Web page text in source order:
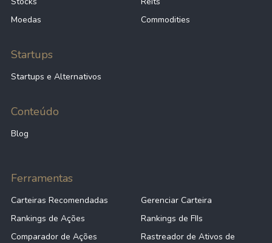
Moedas
Commodities
Startups
Startups e Alternativos
Conteúdo
Blog
Ferramentas
Carteiras Recomendadas
Gerenciar Carteira
Rankings de Ações
Rankings de FIIs
Comparador de Ações
Rastreador de Ativos de